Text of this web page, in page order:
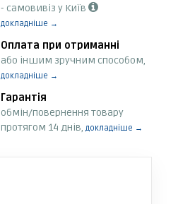
- самовивіз у Київ
докладніше →
Оплата при отриманні
або іншим зручним способом,
докладніше →
Гарантія
обмін/повернення товару
протягом 14 днів,докладніше →